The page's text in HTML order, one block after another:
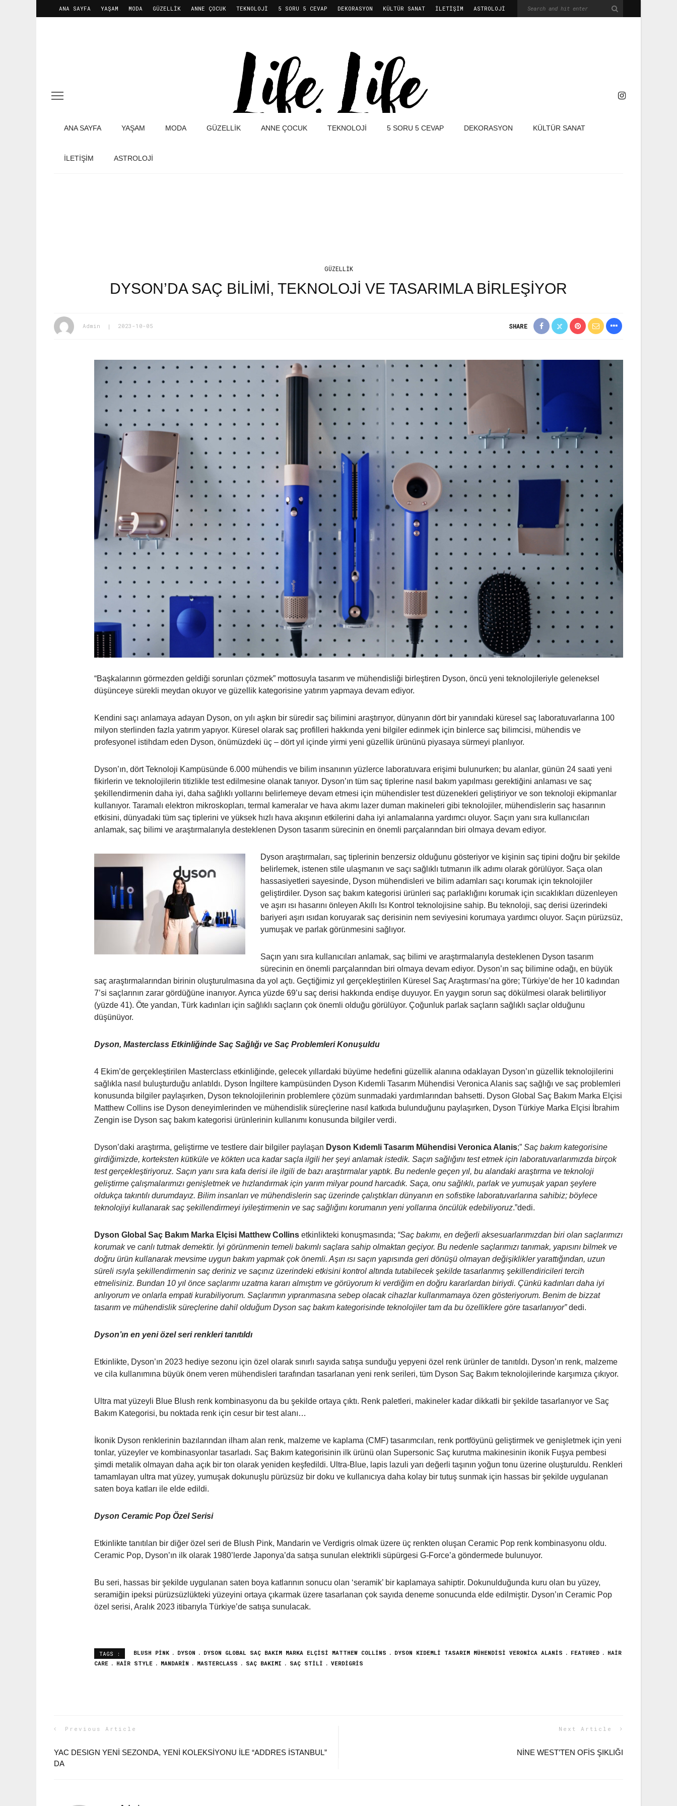
ANA SAYFA YAŞAM MODA GÜZELLIK ANNE ÇOCUK TEKNOLOJI 5 SORU 5 CEVAP DEKORASYON KÜLTÜR SANAT İLETIŞIM ASTROLOJİ
ANA SAYFA YAŞAM MODA GÜZELLIK ANNE ÇOCUK TEKNOLOJI 5 SORU 5 CEVAP DEKORASYON KÜLTÜR SANAT
İLETIŞIM ASTROLOJİ
GÜZELLIK
DYSON’DA SAÇ BILIMI, TEKNOLOJI VE TASARIMLA BIRLEŞIYOR
Admin 2023-10-05 SHARE
“Başkalarının görmezden geldiği sorunları çözmek” mottosuyla tasarım ve mühendisliği birleştiren Dyson, öncü yeni teknolojileriyle geleneksel
düşünceye sürekli meydan okuyor ve güzellik kategorisine yatırım yapmaya devam ediyor.
Kendini saçı anlamaya adayan Dyson, on yılı aşkın bir süredir saç bilimini araştırıyor, dünyanın dört bir yanındaki küresel saç laboratuvarlarına 100
milyon sterlinden fazla yatırım yapıyor. Küresel olarak saç profilleri hakkında yeni bilgiler edinmek için binlerce saç bilimcisi, mühendis ve
profesyonel istihdam eden Dyson, önümüzdeki üç – dört yıl içinde yirmi yeni güzellik ürününü piyasaya sürmeyi planlıyor.
Dyson’ın, dört Teknoloji Kampüsünde 6.000 mühendis ve bilim insanının yüzlerce laboratuvara erişimi bulunurken; bu alanlar, günün 24 saati yeni
fikirlerin ve teknolojilerin titizlikle test edilmesine olanak tanıyor. Dyson’ın tüm saç tiplerine nasıl bakım yapılması gerektiğini anlaması ve saç
şekillendirmenin daha iyi, daha sağlıklı yollarını belirlemeye devam etmesi için mühendisler test düzenekleri geliştiriyor ve son teknoloji ekipmanlar
kullanıyor. Taramalı elektron mikroskopları, termal kameralar ve hava akımı lazer duman makineleri gibi teknolojiler, mühendislerin saç hasarının
etkisini, dünyadaki tüm saç tiplerini ve yüksek hızlı hava akışının etkilerini daha iyi anlamalarına yardımcı oluyor. Saçın yanı sıra kullanıcıları
anlamak, saç bilimi ve araştırmalarıyla desteklenen Dyson tasarım sürecinin en önemli parçalarından biri olmaya devam ediyor.
Dyson araştırmaları, saç tiplerinin benzersiz olduğunu gösteriyor ve kişinin saç tipini doğru bir şekilde
belirlemek, istenen stile ulaşmanın ve saçı sağlıklı tutmanın ilk adımı olarak görülüyor. Saça olan
hassasiyetleri sayesinde, Dyson mühendisleri ve bilim adamları saçı korumak için teknolojiler
geliştirdiler. Dyson saç bakım kategorisi ürünleri saç parlaklığını korumak için sıcaklıkları düzenleyen
ve aşırı ısı hasarını önleyen Akıllı Isı Kontrol teknolojisine sahip. Bu teknoloji, saç derisi üzerindeki
bariyeri aşırı ısıdan koruyarak saç derisinin nem seviyesini korumaya yardımcı oluyor. Saçın pürüzsüz,
yumuşak ve parlak görünmesini sağlıyor.
Saçın yanı sıra kullanıcıları anlamak, saç bilimi ve araştırmalarıyla desteklenen Dyson tasarım
sürecinin en önemli parçalarından biri olmaya devam ediyor. Dyson’ın saç bilimine odağı, en büyük
saç araştırmalarından birinin oluşturulmasına da yol açtı. Geçtiğimiz yıl gerçekleştirilen Küresel Saç Araştırması’na göre; Türkiye’de her 10 kadından
7’si saçlarının zarar gördüğüne inanıyor. Ayrıca yüzde 69’u saç derisi hakkında endişe duyuyor. En yaygın sorun saç dökülmesi olarak belirtiliyor
(yüzde 41). Öte yandan, Türk kadınları için sağlıklı saçların çok önemli olduğu görülüyor. Çoğunluk parlak saçların sağlıklı saçlar olduğunu
düşünüyor.
Dyson, Masterclass Etkinliğinde Saç Sağlığı ve Saç Problemleri Konuşuldu
4 Ekim’de gerçekleştirilen Masterclass etkinliğinde, gelecek yıllardaki büyüme hedefini güzellik alanına odaklayan Dyson’ın güzellik teknolojilerini
sağlıkla nasıl buluşturduğu anlatıldı. Dyson İngiltere kampüsünden Dyson Kıdemli Tasarım Mühendisi Veronica Alanis saç sağlığı ve saç problemleri
konusunda bilgiler paylaşırken, Dyson teknolojilerinin problemlere çözüm sunmadaki yardımlarından bahsetti. Dyson Global Saç Bakım Marka Elçisi
Matthew Collins ise Dyson deneyimlerinden ve mühendislik süreçlerine nasıl katkıda bulunduğunu paylaşırken, Dyson Türkiye Marka Elçisi İbrahim
Zengin ise Dyson saç bakım kategorisi ürünlerinin kullanımı konusunda bilgiler verdi.
Dyson’daki araştırma, geliştirme ve testlere dair bilgiler paylaşan Dyson Kıdemli Tasarım Mühendisi Veronica Alanis;” Saç bakım kategorisine
girdiğimizde, korteksten kütiküle ve kökten uca kadar saçla ilgili her şeyi anlamak istedik. Saçın sağlığını test etmek için laboratuvarlarımızda birçok
test gerçekleştiriyoruz. Saçın yanı sıra kafa derisi ile ilgili de bazı araştırmalar yaptık. Bu nedenle geçen yıl, bu alandaki araştırma ve teknoloji
geliştirme çalışmalarımızı genişletmek ve hızlandırmak için yarım milyar pound harcadık. Saça, onu sağlıklı, parlak ve yumuşak yapan şeylere
oldukça takıntılı durumdayız. Bilim insanları ve mühendislerin saç üzerinde çalıştıkları dünyanın en sofistike laboratuvarlarına sahibiz; böylece
teknolojiyi kullanarak saç şekillendirmeyi iyileştirmenin ve saç sağlığını korumanın yeni yollarına öncülük edebiliyoruz.”dedi.
Dyson Global Saç Bakım Marka Elçisi Matthew Collins etkinlikteki konuşmasında; “Saç bakımı, en değerli aksesuarlarımızdan biri olan saçlarımızı
korumak ve canlı tutmak demektir. İyi görünmenin temeli bakımlı saçlara sahip olmaktan geçiyor. Bu nedenle saçlarımızı tanımak, yapısını bilmek ve
doğru ürün kullanarak mevsime uygun bakım yapmak çok önemli. Aşırı ısı saçın yapısında geri dönüşü olmayan değişiklikler yarattığından, uzun
süreli ısıyla şekillendirmenin saç deriniz ve saçınız üzerindeki etkisini kontrol altında tutabilecek şekilde tasarlanmış şekillendiricileri tercih
etmelisiniz. Bundan 10 yıl önce saçlarımı uzatma kararı almıştım ve görüyorum ki verdiğim en doğru kararlardan biriydi. Çünkü kadınları daha iyi
anlıyorum ve onlarla empati kurabiliyorum. Saçlarımın yıpranmasına sebep olacak cihazlar kullanmamaya özen gösteriyorum. Benim de bizzat
tasarım ve mühendislik süreçlerine dahil olduğum Dyson saç bakım kategorisinde teknolojiler tam da bu özelliklere göre tasarlanıyor”dedi.
Dyson’ın en yeni özel seri renkleri tanıtıldı
Etkinlikte, Dyson’ın 2023 hediye sezonu için özel olarak sınırlı sayıda satışa sunduğu yepyeni özel renk ürünler de tanıtıldı. Dyson’ın renk, malzeme
ve cila kullanımına büyük önem veren mühendisleri tarafından tasarlanan yeni renk serileri, tüm Dyson Saç Bakım teknolojilerinde karşımıza çıkıyor.
Ultra mat yüzeyli Blue Blush renk kombinasyonu da bu şekilde ortaya çıktı. Renk paletleri, makineler kadar dikkatli bir şekilde tasarlanıyor ve Saç
Bakım Kategorisi, bu noktada renk için cesur bir test alanı…
İkonik Dyson renklerinin bazılarından ilham alan renk, malzeme ve kaplama (CMF) tasarımcıları, renk portföyünü geliştirmek ve genişletmek için yeni
tonlar, yüzeyler ve kombinasyonlar tasarladı. Saç Bakım kategorisinin ilk ürünü olan Supersonic Saç kurutma makinesinin ikonik Fuşya pembesi
şimdi metalik olmayan daha açık bir ton olarak yeniden keşfedildi. Ultra-Blue, lapis lazuli yarı değerli taşının yoğun tonu üzerine oluşturuldu. Renkleri
tamamlayan ultra mat yüzey, yumuşak dokunuşlu pürüzsüz bir doku ve kullanıcıya daha kolay bir tutuş sunmak için hassas bir şekilde uygulanan
saten boya katları ile elde edildi.
Dyson Ceramic Pop Özel Serisi
Etkinlikte tanıtılan bir diğer özel seri de Blush Pink, Mandarin ve Verdigris olmak üzere üç renkten oluşan Ceramic Pop renk kombinasyonu oldu.
Ceramic Pop, Dyson’ın ilk olarak 1980’lerde Japonya’da satışa sunulan elektrikli süpürgesi G-Force’a göndermede bulunuyor.
Bu seri, hassas bir şekilde uygulanan saten boya katlarının sonucu olan ‘seramik’ bir kaplamaya sahiptir. Dokunulduğunda kuru olan bu yüzey,
seramiğin ipeksi pürüzsüzlükteki yüzeyini ortaya çıkarmak üzere tasarlanan çok sayıda deneme sonucunda elde edilmiştir. Dyson’ın Ceramic Pop
özel serisi, Aralık 2023 itibarıyla Türkiye’de satışa sunulacak.
TAGS : BLUSH PINK DYSON DYSON GLOBAL SAÇ BAKIM MARKA ELÇISI MATTHEW COLLINS DYSON KIDEMLI TASARIM MÜHENDISI VERONICA ALANIS FEATURED
HAIR
CARE
HAIR STYLE MANDARIN MASTERCLASS SAÇ BAKIMI SAÇ STILI VERDIGRIS
Previous Article
YAC DESIGN YENI SEZONDA, YENI KOLEKSIYONU ILE “ADDRES İSTANBUL”
DA
Next Article
NINE WEST’TEN OFIS ŞIKLIĞI